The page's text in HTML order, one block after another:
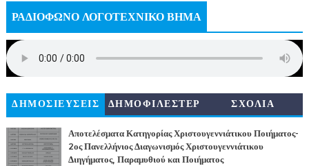
ΡΑΔΙΟΦΩΝΟ ΛΟΓΟΤΕΧΝΙΚΟ ΒΗΜΑ
ΔΗΜΟΣΙΕΥΣΕΙΣ
ΔΗΜΟΦΙΛΕΣΤΕΡ
ΣΧΟΛΙΑ
Αποτελέσματα Κατηγορίας Χριστουγεννιάτικου Ποιήματος-
2ος Πανελλήνιος Διαγωνισμός Χριστουγεννιάτικου
Διηγήματος, Παραμυθιού και Ποιήματος